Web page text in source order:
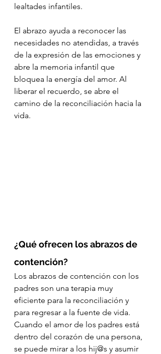
lealtades infantiles.
El abrazo ayuda a reconocer las
necesidades no atendidas, a través
de la expresión de las emociones y
abre la memoria infantil que
bloquea la energía del amor. Al
liberar el recuerdo, se abre el
camino de la reconciliación hacia la
vida.
¿Qué ofrecen los abrazos de
contención?
Los abrazos de contención con los
padres son una terapia muy
eficiente para la reconciliación y
para regresar a la fuente de vida.
Cuando el amor de los padres está
dentro del corazón de una persona,
se puede mirar a los hij@s y asumir